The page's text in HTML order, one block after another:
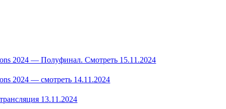
2024 — Полуфинал. Смотреть 15.11.2024
2024 — смотреть 14.11.2024
13.11.2024